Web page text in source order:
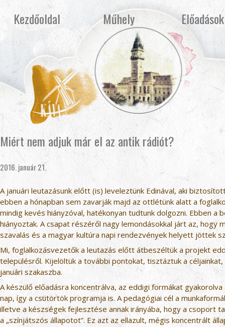
Kezdőoldal Műhely Előadások
Miért nem adjuk már el az antik rádiót?
2016. január 21.
A januári leutazásunk előtt (is) leveleztünk Edinával, aki
ebben a hónapban sem zavarják majd az ottlétünk alatt a
mindig kevés hiányzóval, hatékonyan tudtunk dolgozni. Ebben
hiányoztak. A csapat részéről nagy lemondásokkal járt az, hogy
szavalás és a magyar kultúra napi rendezvények helyett jöttek
Mi, foglalkozásvezetők a leutazás előtt átbeszéltük a projekt
településről. Kijelöltük a további pontokat, tisztáztuk a
januári szakaszba.
A készülő előadásra koncentrálva, az eddigi formákat
nap, így a csütörtök programja is. A pedagógiai cél a
illetve a készségek fejlesztése annak irányába, hogy a csoport
a „színjátszós állapotot”. Ez azt az ellazult, mégis koncentrált